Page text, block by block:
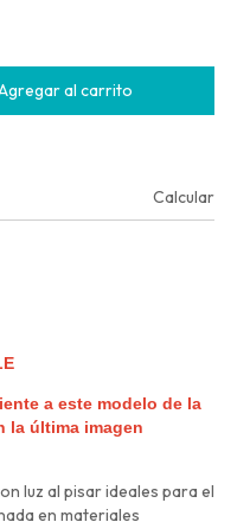
Calcular
a este modelo de la
la última imagen
luz al pisar ideales para el
en materiales